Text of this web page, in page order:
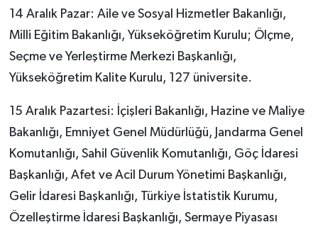
14 Aralık Pazar: Aile ve Sosyal Hizmetler Bakanlığı,
Milli Eğitim Bakanlığı, Yükseköğretim Kurulu; Ölçme,
Seçme ve Yerleştirme Merkezi Başkanlığı,
Yükseköğretim Kalite Kurulu, 127 üniversite.
15 Aralık Pazartesi: İçişleri Bakanlığı, Hazine ve Maliye
Bakanlığı, Emniyet Genel Müdürlüğü, Jandarma Genel
Komutanlığı, Sahil Güvenlik Komutanlığı, Göç İdaresi
Başkanlığı, Afet ve Acil Durum Yönetimi Başkanlığı,
Gelir İdaresi Başkanlığı, Türkiye İstatistik Kurumu,
Özelleştirme İdaresi Başkanlığı, Sermaye Piyasası